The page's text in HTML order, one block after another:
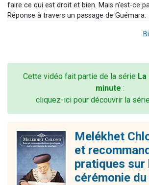
faire ce qui est droit et bien. Mais n'est-ce
Réponse à travers un passage de Guémara.
Cette vidéo fait partie de la série La
minute :
cliquez-ici pour découvrir la
Melékhet
et
pratiques sur
cérémonie